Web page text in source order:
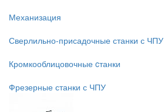
Механизация
Сверлильно-присадочные станки с ЧПУ
Кромкооблицовочные cтанки
Фрезерные станки с ЧПУ